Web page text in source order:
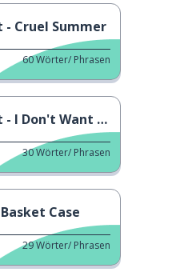
Cruel Summer
60Wörter/ Phrasen
Want to Talk About it
30Wörter/ Phrasen
Case
29Wörter/ Phrasen